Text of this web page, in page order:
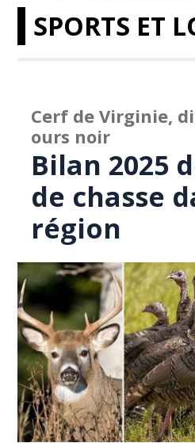
SPORTS ET
Cerf de Virginie,
ours noir
Bilan 2025
de chasse
région